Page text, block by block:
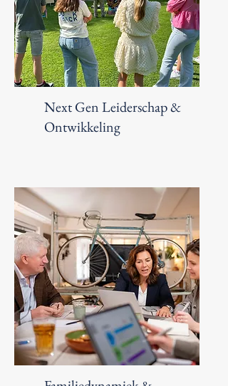
Next Gen Leiderschap &
Ontwikkeling